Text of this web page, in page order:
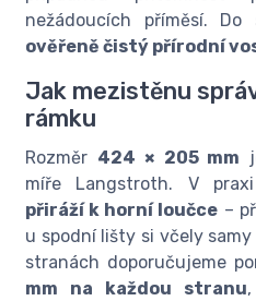
nežádoucích příměsí.
ověřeně čistý přírodní
Jak mezistěnu
rámku
Rozměr 424 × 205 mm
míře Langstroth. V
přiráží k horní loučce –
u spodní lišty si včely
stranách doporučujeme
mm na každou stranu